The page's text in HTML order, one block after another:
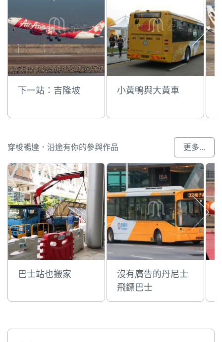
下一站：吉隆坡 小黃鴨與大黃車
穿梭暢達．沿途有你的參與作品 更多...
巴士站也搬家
沒有廣告的丹尼士
飛鏢巴士